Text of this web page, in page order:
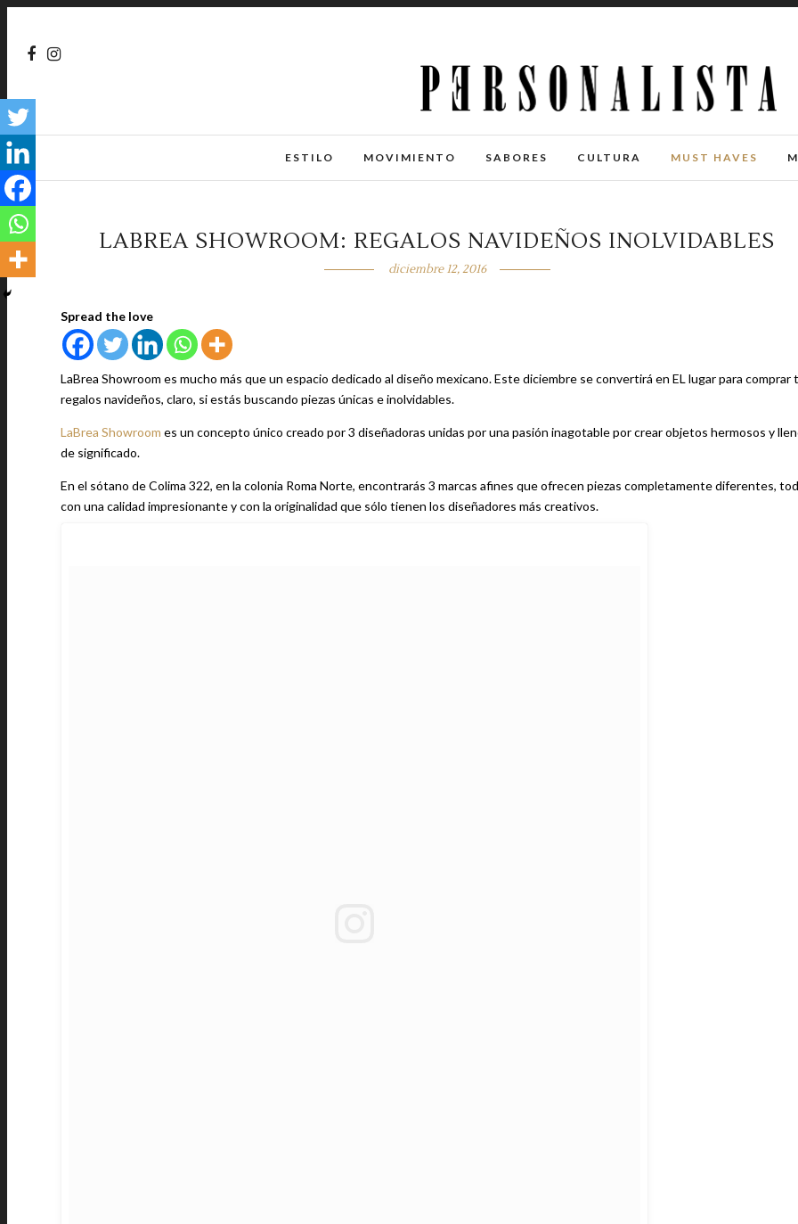
ESTILO MOVIMIENTO SABORES CULTURA MUST HAVES
LABREA SHOWROOM: REGALOS NAVIDEÑOS INOLVIDABLES
diciembre 12, 2016
Spread the love
LaBrea Showroom es mucho más que un espacio dedicado al diseño mexicano. Este diciembre se convertirá en EL lugar para comprar
regalos navideños, claro, si estás buscando piezas únicas e inolvidables.
LaBrea Showroom es un concepto único creado por 3 diseñadoras unidas por una pasión inagotable por crear objetos hermosos y
de significado.
En el sótano de Colima 322, en la colonia Roma Norte, encontrarás 3 marcas afines que ofrecen piezas completamente diferentes,
con una calidad impresionante y con la originalidad que sólo tienen los diseñadores más creativos.